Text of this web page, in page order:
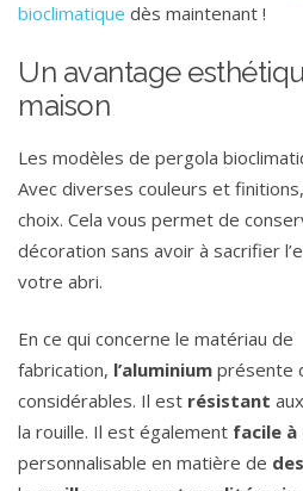
bioclimatique dès maintenant !
Un avantage
maison
Les modèles de pergola
Avec diverses couleurs et
choix. Cela vous permet de
décoration sans avoir à sacrifier
votre abri.
En ce qui concerne le matériau de
fabrication, l’aluminium présente
considérables. Il est résistant
la rouille. Il est également facile
personnalisable en matière de